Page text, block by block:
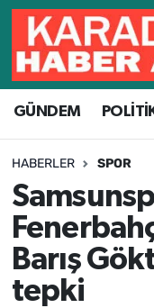
GÜNDEM
HABERLER SPOR
Barış
tepki
Hava Durumu
Trafik
Süper Lig
Tüm
Son Dakika
Haber Arşivi